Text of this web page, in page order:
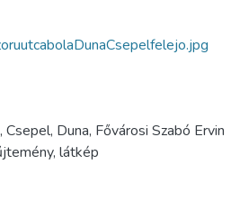
Duna, Fővárosi Szabó Ervin
látkép